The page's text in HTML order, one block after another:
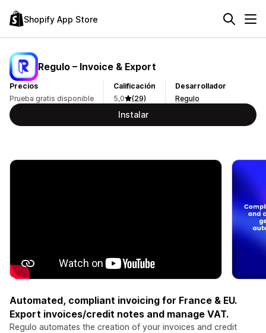
Shopify App Store
Regulo – Invoice & Export
Precios
Prueba gratis disponible
Calificación
5,0
(29)
Desarrollador
Regulo
Instalar
Automated, compliant invoicing for France & EU.
Export invoices/credit notes and manage VAT.
Regulo automates the creation of your invoices and credit